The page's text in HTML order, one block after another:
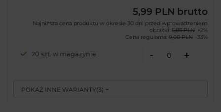
POKAŻ INNE WARIANTY(3)
5,99 PLN brutto
Najniższa cena produktu w okresie 30 dni przed wprowadzeniem
obniżki: 5,85 PLN +2%
Cena regularna: 9,00 PLN -33%
20 szt. w magazynie - +